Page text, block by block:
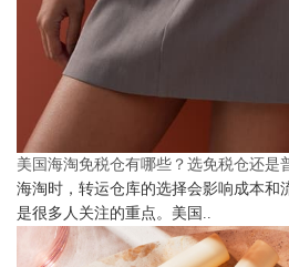
美国海淘免税仓有哪些？选免税仓还是
海淘时，转运仓库的选择会影响成本和
是很多人关注的重点。美国..